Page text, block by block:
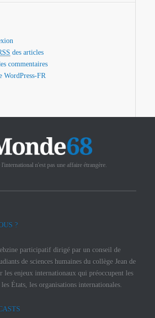
des articles
commentaires
WordPress-FR
l'international n'est pas une affaire étrangère.
?
participatif dirigé par un conseil de
de sciences humaines du collège Jean de
les enjeux internationaux qui préoccupent les
les États, les organisations internationales.